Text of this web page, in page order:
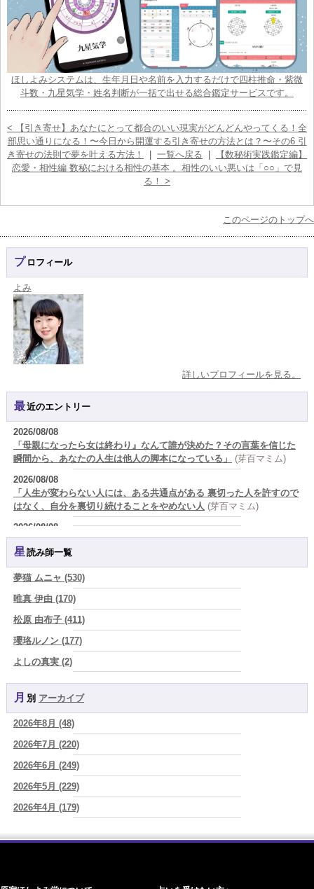
ほしよみシステムは、生年月日や名前を入力するだけで四柱推命・紫微
斗数・九星気学・姓名判断が一括で出せる総合鑑定サービスです。
< 【引き寄せ】あなたにとって都合のいい現実がどんどんやってくる！全
部思い通りになる！〜今日から開運する引き寄せの方法とは？〜その6 引
き寄せの法則で夢を叶える方法！
一覧へ戻る
【数秘術実践鑑定編】
恋愛・相性編 数秘における相性の基本 。相性のいい悪いは「○○」で見
る！ >
このページのトップへ
プロフィール
よみ
詳しいプロフィールを見る。
最近のエントリー
2026/08/08
「母親になったら女は終わり』なんて誰が決めた？その言葉を信じた
瞬間から、あなたの人生は他人の脚本になっている」
(芽百マミム)
2026/08/08
「人生が変わらない人には、ある共通点がある 裏切った人を許すので
はなく、自分を裏切り続けることをやめない人 (芽百マミム)
2026/08/08
生きづらさと恋愛の悩みを繰り返すあなたへ (紅月Luru)
真寿の開運Cooking 鮭が教えてくれた、"積み重ねた先にある豊か
(プラタ 真寿)
『頑張って好かれる』を やめてみました。届いた 一通のメッセー
ジ。 (プラタ 真寿)
2026/08/07
2026年8月8日 甲寅――自分の軸を持ちながら、世界と対話する日
ぐり)
2026/08/07
新しいことに触れると、自分の中の回路がひらく｜好奇心を持ち続け
る楽しさ (美月マーシャ)
2026/08/07
2026年8月7日 癸丑 自分を消さずに、調和を育てる日
2026/08/07
時間は前に進んでいく。後悔は消せないけれど未来を変えていくこと
ができる (真巳華 - Mamika -)
2026/08/07
星読み師一覧
夢猫 ムニャ (530)
唯真 伊由 (170)
松原 由布子 (411)
瓔珞ルノン (177)
よしの真実 (2)
YOSHIKI (58)
よみ (39)
一之森 陽柑 (26)
椰奈空 (64)
ワカリミ (1)
神楽峰ヴィスカ (10)
赤羽うさぎ (341)
月別 アーカイブ
2026年8月 (48)
2026年7月 (220)
2026年6月 (249)
2026年5月 (229)
2026年4月 (179)